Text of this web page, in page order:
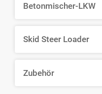
Betonmischer-LKW
Skid Steer Loader
Zubehör